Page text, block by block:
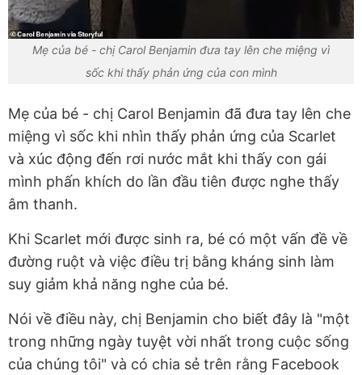
Mẹ của bé - chị Carol Benjamin đưa tay lên che miệng vì
sốc khi thấy phản ứng của con mình
Mẹ của bé - chị Carol Benjamin đã đưa tay lên che
miệng vì sốc khi nhìn thấy phản ứng của Scarlet
và xúc động đến rơi nước mắt khi thấy con gái
mình phấn khích do lần đầu tiên được nghe thấy
âm thanh.
Khi Scarlet mới được sinh ra, bé có một vấn đề về
đường ruột và việc điều trị bằng kháng sinh làm
suy giảm khả năng nghe của bé.
Nói về điều này, chị Benjamin cho biết đây là "một
trong những ngày tuyệt vời nhất trong cuộc sống
của chúng tôi" và có chia sẻ trên rằng Facebook